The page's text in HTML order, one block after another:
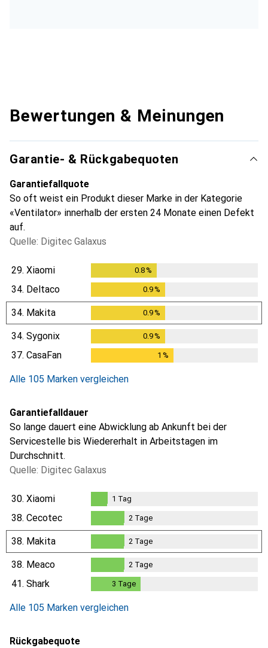
Bewertungen & Meinungen
Garantie- & Rückgabequoten
Garantiefallquote
So oft weist ein Produkt dieser Marke in der Kategorie
«Ventilator» innerhalb der ersten 24 Monate einen Defekt
auf.
Quelle: Digitec Galaxus
29. Xiaomi 0.8%
34. Deltaco 0.9%
34. Makita 0.9%
34. Sygonix 0.9%
37. CasaFan 1 %
Alle 105 Marken vergleichen
Garantiefalldauer
So lange dauert eine Abwicklung ab Ankunft bei der
Servicestelle bis Wiedererhalt in Arbeitstagen im
Durchschnitt.
Quelle: Digitec Galaxus
30. Xiaomi
Tag
1 Tag
38. Cecotec
2Tage
2 Tage
38. Makita
2Tage
2 Tage
38. Meaco
2Tage
2 Tage
41. Shark 3 Tage
Alle 105 Marken vergleichen
Rückgabequote